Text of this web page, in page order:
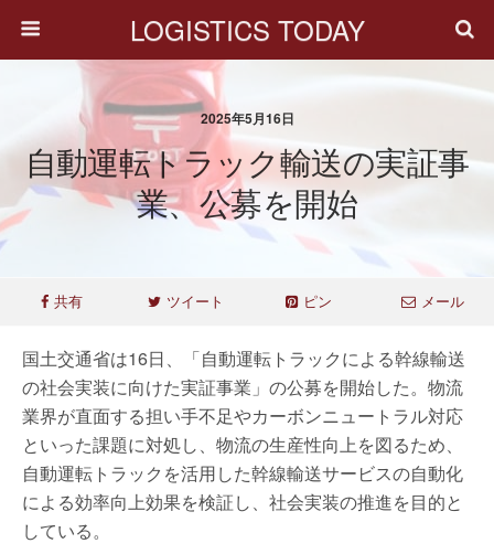
LOGISTICS TODAY
2025年5月16日
自動運転トラック輸送の実証事
業、公募を開始
共有 ツイート ピン メール
国土交通省は16日、「自動運転トラックによる幹線輸送
の社会実装に向けた実証事業」の公募を開始した。物流
業界が直面する担い手不足やカーボンニュートラル対応
といった課題に対処し、物流の生産性向上を図るため、
自動運転トラックを活用した幹線輸送サービスの自動化
による効率向上効果を検証し、社会実装の推進を目的と
している。